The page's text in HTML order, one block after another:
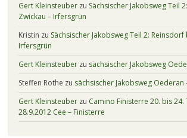
Gert Kleinsteuberzu Sächsischer Jakobsweg Teil
Zwickau – Irfersgrün
Kristin zu Sächsischer Jakobsweg Teil 2: Reinsdorf
Irfersgrün
Gert Kleinsteuberzu sächsischer Jakobsweg
Steffen Rothe zu sächsischer Jakobsweg Oederan
Gert Kleinsteuberzu Camino Finisterre 20. bis 24.
28.9.2012 Cee – Finisterre